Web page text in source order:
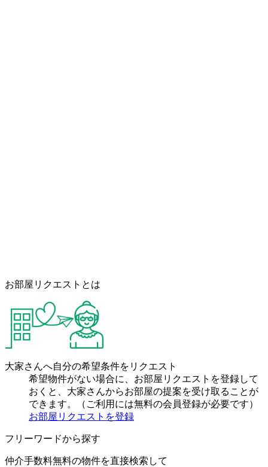
お部屋リクエストとは
大家さんへ自分の希望条件をリクエスト
希望物件がない場合に、お部屋リクエストを登録して
おくと、大家さんからお部屋の提案を受け取ることが
できます。（ご利用には無料の会員登録が必要です）
お部屋リクエストを登録
フリーワードから探す
仲介手数料無料の物件を直接検索して